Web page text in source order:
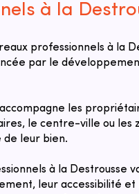
à la
professionnels à la
par le
accompagne les
le centre-ville ou les
de leur bien.
à la Destrousse
leur accessibilité et